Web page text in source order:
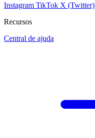
Instagram TikTok X (Twitter)
Recursos
Central de ajuda